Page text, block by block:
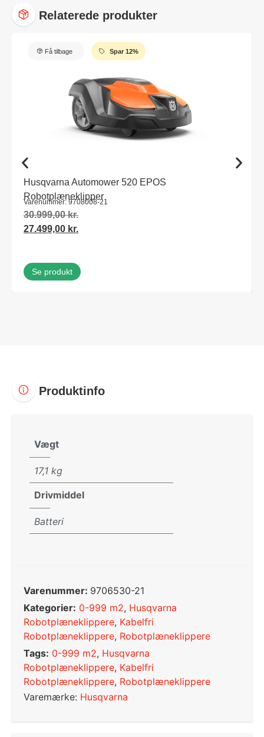
Relaterede produkter
Få tilbage Spar 12%
Husqvarna Automower 520 EPOS
Robotplæneklipper
Varenummer: 9708008-21
30.999,00kr.
27.499,00 kr.
Se produkt
Produktinfo
Vægt
17,1 kg
Drivmiddel
Batteri
Varenummer: 9706530-21
Kategorier: 0-999 m2, Husqvarna
Robotplæneklippere, Kabelfri
Robotplæneklippere, Robotplæneklippere
Tags: 0-999 m2, Husqvarna
Robotplæneklippere, Kabelfri
Robotplæneklippere, Robotplæneklippere
Varemærke: Husqvarna